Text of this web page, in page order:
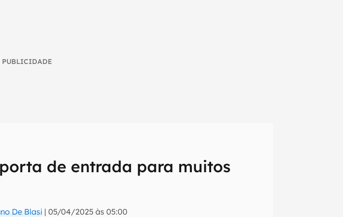
PUBLICIDADE
de entrada para muitos
De Blasi |05/04/2025 às 05:00
e reviews sobre tecnologia em primeira